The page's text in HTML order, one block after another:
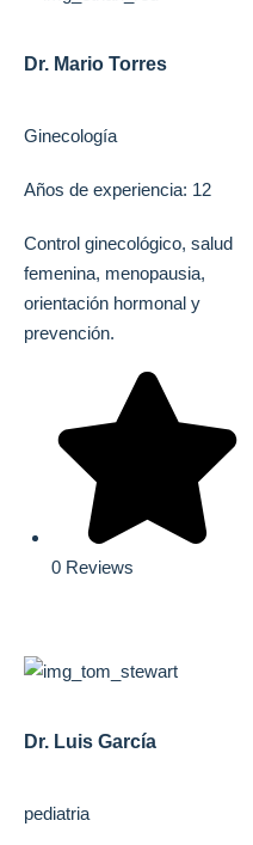
Dr. Mario Torres
Ginecología
Años de experiencia: 12
Control ginecológico, salud
femenina, menopausia,
orientación hormonal y
prevención.
0 Reviews
Dr. Luis García
pediatria